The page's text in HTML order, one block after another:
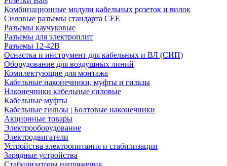
Комбинационные модули кабельных розеток и вилок
Силовые разъемы стандарта CEE
Разъемы каучуковые
Разъемы для электроплит
Разъемы 12-42В
Оснастка и инструмент для кабельных и ВЛ (СИП)
Оборудование для воздушных линий
Комплектующие для монтажа
Кабельные наконечники, муфты и гильзы
Наконечники кабельные силовые
Кабельные муфты
Кабельные гильзы | Болтовые наконечники
Акционные товары
Электрооборудование
Электродвигатели
Устройства электропитания и стабилизации
Зарядные устройства
Стабилизаторы напряжения